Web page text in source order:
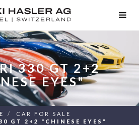
330 GT 2+2
EYES"
CAR FOR SALE
GT 2+2 "CHINESE EYES"